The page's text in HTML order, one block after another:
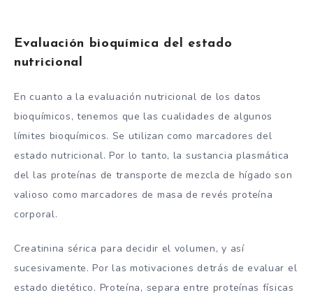
Evaluación bioquímica del estado
nutricional
En cuanto a la evaluación nutricional de los datos
bioquímicos, tenemos que las cualidades de algunos
límites bioquímicos. Se utilizan como marcadores del
estado nutricional. Por lo tanto, la sustancia plasmática
del las proteínas de transporte de mezcla de hígado son
valioso como marcadores de masa de revés proteína
corporal.
Creatinina sérica para decidir el volumen, y así
sucesivamente. Por las motivaciones detrás de evaluar el
estado dietético. Proteína, separa entre proteínas físicas